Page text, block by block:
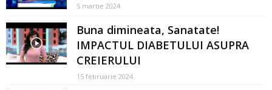
5 martie 2024
Buna dimineata, Sanatate!
IMPACTUL DIABETULUI ASUPRA
CREIERULUI
15 februarie 2024